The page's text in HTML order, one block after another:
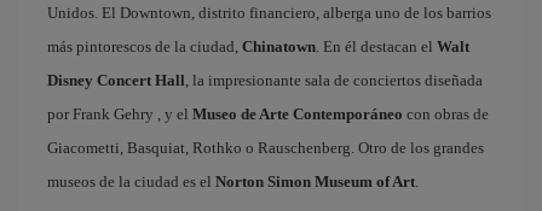
Unidos. El Downtown, distrito financiero, alberga uno de los barrios
más pintorescos de la ciudad, Chinatown. En él destacan el Walt
Disney Concert Hall, la impresionante sala de conciertos diseñada
por Frank Gehry , y el Museo de Arte Contemporáneo con obras de
Giacometti, Basquiat, Rothko o Rauschenberg. Otro de los grandes
museos de la ciudad es el Norton Simon Museum of Art.